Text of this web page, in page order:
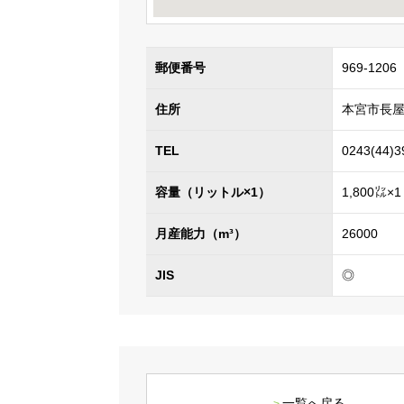
郵便番号 969-1206
住所 本宮市長
TEL
容量（リットル×1） 1,800㍑×1
月産能力（m³） 26000
JIS ◎